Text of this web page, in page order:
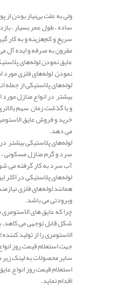
ولی به علت بی‌نیاز بودن
ساده ، طول عمر بسیار ،
سریع و کم‌هزینه و به کار
مقرون به صرفه و ایده آل
عایق نمودن لوله‌های
نمودن لوله‌های فلزی
لوله‌های پلاستیکی از جمله
بیشتر در انواع منازل
و با گذشت زمان سهم بالاتری
خرید و فروش عایق
می دهد.
لوله‌های پلاستیکی بیشتر
سرد و گرم منازل مسکونی
آب سرد به کار گرفته می
لوله‌های پلاستیکی در اکثر
همانند لوله‌های فلزی
وبرودتی می باشد.
چرا که عایق های
شکل قابل توجهی می کاهد.
الاستومری را از تولید
جهت استعلام قیمت روز
سایر محصولات به لینک
استعلام قیمت روز انواع
اقدام نماید.